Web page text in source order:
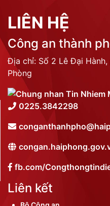
LIÊN HỆ
Công an thành
Địa chỉ: Số 2 Lê Đại
Phòng
0225.3842298
fb.com/
Liên kết